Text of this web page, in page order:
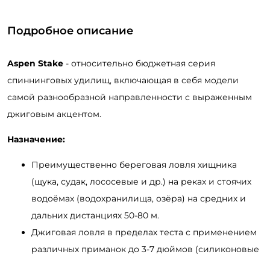
Подробное описание
Aspen Stake - относительно бюджетная серия
спиннинговых удилищ, включающая в себя модели
самой разнообразной направленности с выраженным
джиговым акцентом.
Назначение:
Преимущественно береговая ловля хищника
(щука, судак, лососевые и др.) на реках и стоячих
водоёмах (водохранилища, озёра) на средних и
дальних дистанциях 50-80 м.
Джиговая ловля в пределах теста с применением
различных приманок до 3-7 дюймов (силиконовые